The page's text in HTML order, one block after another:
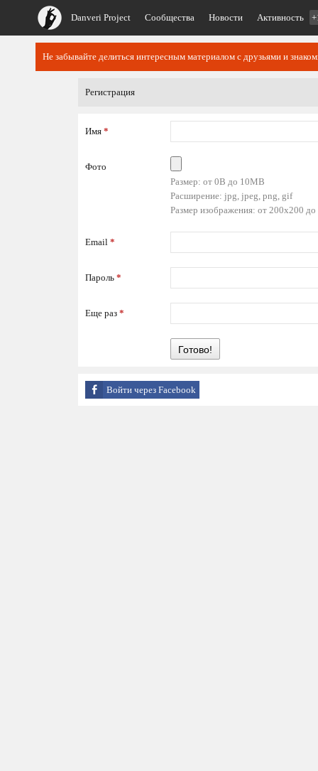
Danveri Project Сообщества Новости Активность
Не забывайте делиться интересным материалом с друзьями и
Регистрация
Имя *
Фото
Размер: от 0B до 10MB
Расширение: jpg, jpeg, png, gif
Размер изображения: от 200x200
Email *
Пароль *
Еще раз *
Готово!
Войти через Facebook